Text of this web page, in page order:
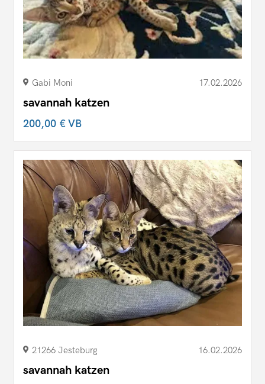
Gabi Moni 17.02.2026
savannah katzen
200,00 €VB
21266 Jesteburg 16.02.2026
savannah katzen